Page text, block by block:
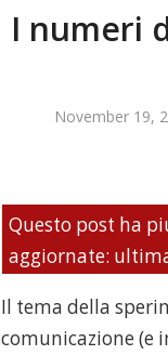
I numeri
November 19,
Questo post ha
aggiornate:
Il tema della
comunicazione (e